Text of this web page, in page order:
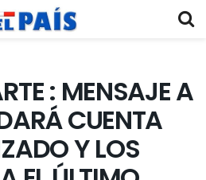
: MENSAJE A
CUENTA
Y LOS